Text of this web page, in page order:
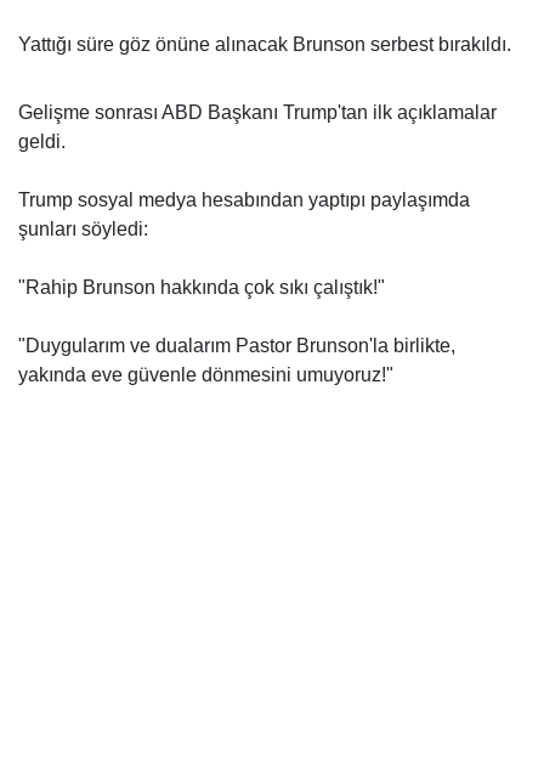
Yattığı süre göz önüne alınacak Brunson serbest bırakıldı.
Gelişme sonrası ABD Başkanı Trump'tan ilk açıklamalar
geldi.
Trump sosyal medya hesabından yaptıpı paylaşımda
şunları söyledi:
"Rahip Brunson hakkında çok sıkı çalıştık!"
"Duygularım ve dualarım Pastor Brunson'la birlikte,
yakında eve güvenle dönmesini umuyoruz!"